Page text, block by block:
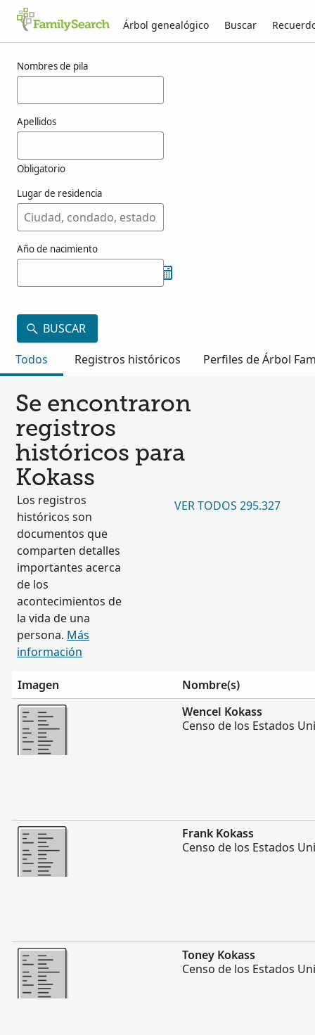
Árbol genealógico Buscar
Nombres de pila
Apellidos
Obligatorio
Lugar de residencia
Año de nacimiento
BUSCAR
Todos
Registros históricos Perfiles de Árbol
Se encontraron
registros
históricos para
Kokass
Los registros
históricos son
documentos que
comparten detalles
importantes acerca
de los
acontecimientos de
la vida de una
persona. Más
información
VER TODOS 295.327
Imagen
Nombre(s)
Más
Wencel Kokass
Censo de los Estados
Más
Frank Kokass
Censo de los Estados
Más
Toney Kokass
Censo de los Estados